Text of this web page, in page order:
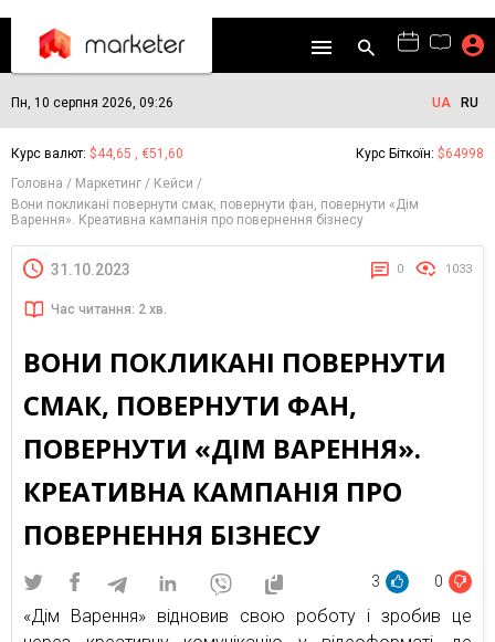
Пн, 10 серпня 2026, 09:26 UA RU
Курс валют: $44,65 , €51,60 Курс Біткоїн: $64998
Головна
Маркетинг
Кейси
Вони покликані повернути смак, повернути фан, повернути «Дім
Варення». Креативна кампанія про повернення бізнесу
31.10.2023 0 1033
Час читання: 2 хв.
ВОНИ ПОКЛИКАНІ ПОВЕРНУТИ
СМАК, ПОВЕРНУТИ ФАН,
ПОВЕРНУТИ «ДІМ ВАРЕННЯ».
КРЕАТИВНА КАМПАНІЯ ПРО
ПОВЕРНЕННЯ БІЗНЕСУ
3 0
«Дім Варення» відновив свою роботу і зробив це